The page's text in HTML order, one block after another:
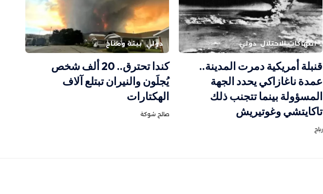
انتهاكات الاحتلال دولي
قنبلة أمريكية دمرت المدينة..
عمدة ناغازاكي يحدد الجهة
المسؤولة بينما تتجنب ذلك
تاكايتشي وغوتيريش
رباح
دولي بيئة ومناخ
كندا تحترق.. 20 ألف شخص
يُجلَون والنيران تبتلع آلاف
الهكتارات
صالح شوكة